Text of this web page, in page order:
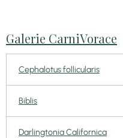
Galerie CarniVorace
Cephalotus follicularis
Biblis
Darlingtonia Californica